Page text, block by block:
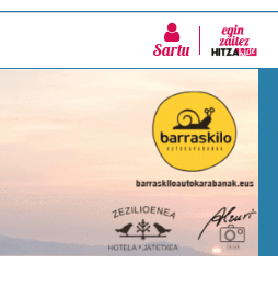
Sartu